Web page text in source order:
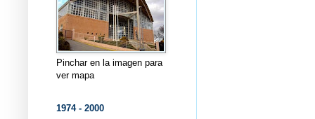
Pinchar en la imagen para
ver mapa
1974 - 2000